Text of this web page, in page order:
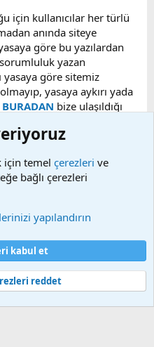
için kullanıcılar her türlü
anında siteye
göre bu yazılardan
yazan
yasaya göre sitemiz
yasaya aykırı yada
BURADAN bize ulaşıldığı
Videolar YouTube,
bu sitelere aittir.
bulunmamaktadır.
politikası
2025 XenForo Ltd.
ile desteklenmektedir
için temel çerezleri ve
bağlı çerezleri
yapılandırın
kabul et
reddet